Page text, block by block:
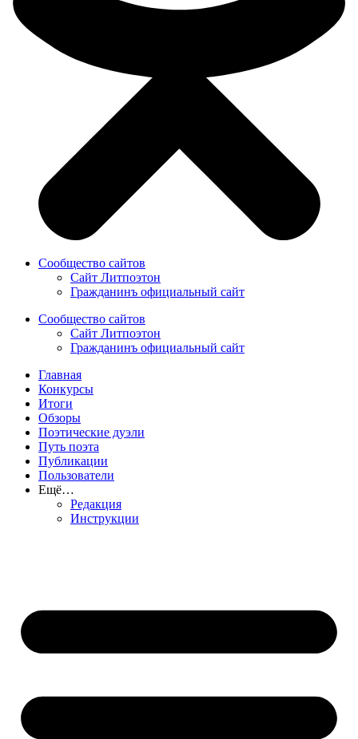
Сообщество сайтов
Сайт Литпоэтон
Гражданинъ официальный сайт
Сообщество сайтов
Сайт Литпоэтон
Гражданинъ официальный сайт
Главная
Конкурсы
Итоги
Обзоры
Поэтические дуэли
Путь поэта
Публикации
Пользователи
Ещё…
Редакция
Инструкции